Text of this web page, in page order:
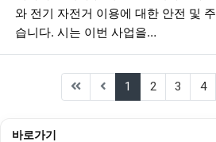
와 전기 자전거 이용에 대한 안전 및
습니다. 시는 이번 사업을…
1 (current)
2 3 4
바로가기